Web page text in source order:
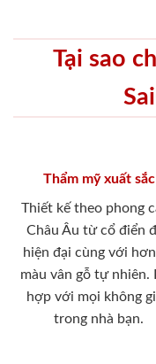
Tại sao
Thẩm mỹ xuất sắc
Thiết kế theo phong
Châu Âu từ cổ điển
hiện đại cùng với
màu vân gỗ tự nhiên.
hợp với mọi không
trong nhà bạn.